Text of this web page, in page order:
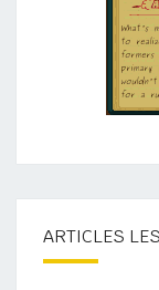
ARTICLES